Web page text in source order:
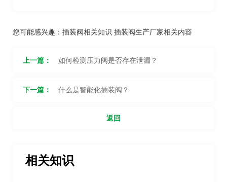
您可能感兴趣： 插装阀相关知识 插装阀生产厂家相关内容
上一篇： 如何检测压力阀是否存在泄漏？
下一篇： 什么是智能化插装阀？
返回
相关知识